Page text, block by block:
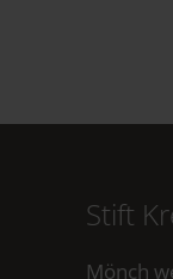
Stift
Mönch